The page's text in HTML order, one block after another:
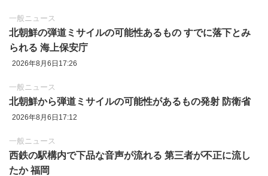
一般ニュース
北朝鮮の弾道ミサイルの可能性あるもの すでに落下とみ
られる 海上保安庁
2026年8月6日17:26
一般ニュース
北朝鮮から弾道ミサイルの可能性があるもの発射 防衛省
2026年8月6日17:12
一般ニュース
西鉄の駅構内で下品な音声が流れる 第三者が不正に流し
たか 福岡